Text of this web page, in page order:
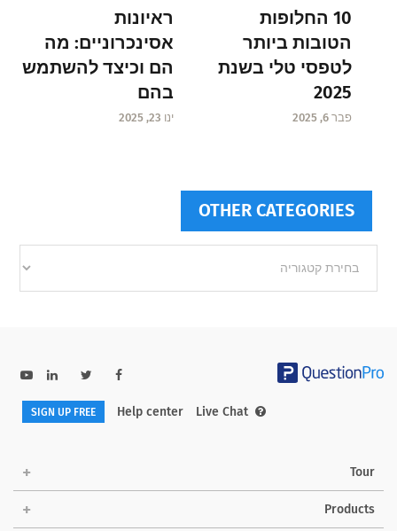
10 החלופות
הטובות ביותר
לטפסי טלי בשנת
2025
פבר 6, 2025
ראיונות
אסינכרוניים: מה
הם וכיצד להשתמש
בהם
ינו 23, 2025
OTHER CATEGORIES
categories
Help center Live Chat
SIGN UP FREE
Tour
Products